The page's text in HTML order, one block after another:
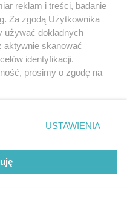
FACEBOOK KONTAKT
Muzyka i kultura
Archiwum wydarzeń
Zdjęcia miasta
reklam i treści, badanie
Za zgodą Użytkownika
dokładnych
aktywnie skanować
identyfikacji.
prosimy o zgodę na
rogu strony
. Niektóre
miały zastosowania tylko
USTAWIENIA